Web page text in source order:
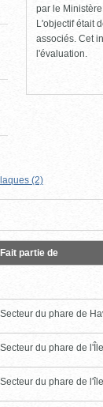
par le
L'objectif était
associés. Cet
l'évaluation.
(2)
Fait partie de
Secteur du phare de
Secteur du phare de
Secteur du phare de